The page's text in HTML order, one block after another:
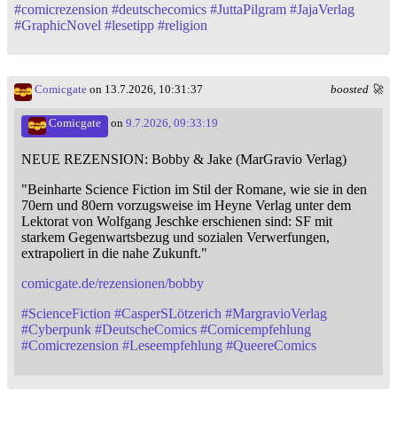
#comicrezension #deutschecomics #JuttaPilgram #JajaVerlag
#GraphicNovel #lesetipp #religion
boosted 🚀
Comicgate on 13.7.2026, 10:31:37
Comicgate on 9.7.2026, 09:33:19
NEUE REZENSION: Bobby & Jake (MarGravio Verlag)
"Beinharte Science Fiction im Stil der Romane, wie sie in den
70ern und 80ern vorzugsweise im Heyne Verlag unter dem
Lektorat von Wolfgang Jeschke erschienen sind: SF mit
starkem Gegenwartsbezug und sozialen Verwerfungen,
extrapoliert in die nahe Zukunft."
comicgate.de/rezensionen/bobby
#ScienceFiction #CasperSLötzerich #MargravioVerlag
#Cyberpunk #DeutscheComics #Comicempfehlung
#Comicrezension #Leseempfehlung #QueereComics